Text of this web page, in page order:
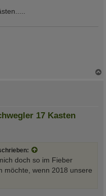
17 Kasten
doch so im Fieber
möchte, wenn 2018 unsere